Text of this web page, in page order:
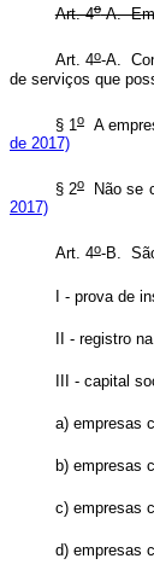
Art. 4o-A.
Art. 4o-A.
de serviços que
§ 1oA
de 2017)
§ 2oNão se
2017)
Art. 4o-B.
I - prova
II -
III - capital
a)
b)
c)
d)